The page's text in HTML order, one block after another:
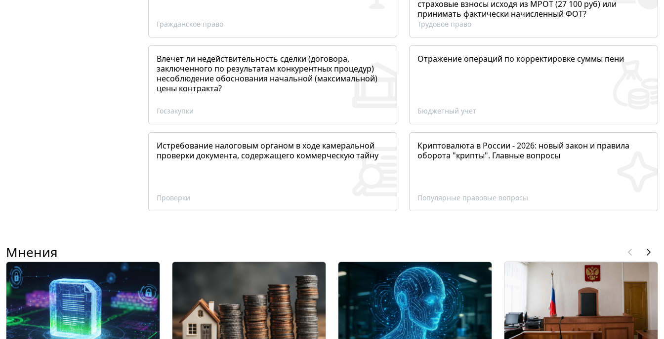
Гражданское право
страховые взносы исходя из МРОТ (27 100 руб) или
принимать фактически начисленный ФОТ?
Трудовое право
Влечет ли недействительность сделки (договора,
заключенного по результатам конкурентных процедур)
несоблюдение обоснования начальной (максимальной)
цены контракта?
Госзакупки
Отражение операций по корректировке суммы пени
Бюджетный учет
Истребование налоговым органом в ходе камеральной
проверки документа, содержащего коммерческую тайну
Проверки
Криптовалюта в России - 2026: новый закон и правила
оборота "крипты". Главные вопросы
Популярные правовые вопросы
Мнения